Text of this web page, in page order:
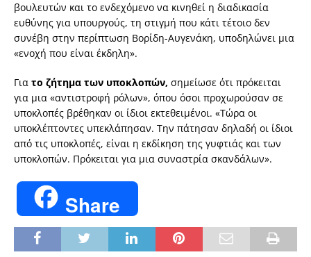
βουλευτών και το ενδεχόμενο να κινηθεί η διαδικασία
ευθύνης για υπουργούς, τη στιγμή που κάτι τέτοιο δεν
συνέβη στην περίπτωση Βορίδη-Αυγενάκη, υποδηλώνει μια
«ενοχή που είναι έκδηλη».
Για το ζήτημα των υποκλοπών, σημείωσε ότι πρόκειται
για μια «αντιστροφή ρόλων», όπου όσοι προχωρούσαν σε
υποκλοπές βρέθηκαν οι ίδιοι εκτεθειμένοι. «Τώρα οι
υποκλέπτοντες υπεκλάπησαν. Την πάτησαν δηλαδή οι ίδιοι
από τις υποκλοπές, είναι η εκδίκηση της γυφτιάς και των
υποκλοπών. Πρόκειται για μια συναστρία σκανδάλων».
Share